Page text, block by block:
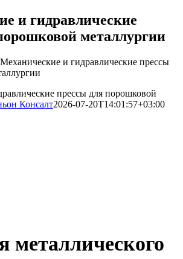
и гидравлические
металлургии
Механические и гидравлические прессы
прессы для порошковой
Консалт2026-07-20T14:01:57+03:00
металлического